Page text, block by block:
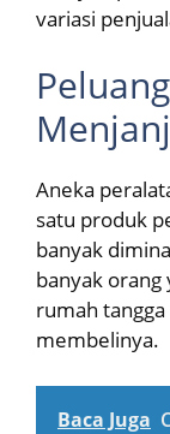
variasi
Aneka
satu produk
banyak
banyak
rumah
membelinya.
Baca Juga